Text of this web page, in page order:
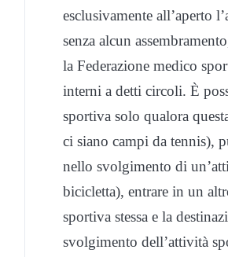
esclusivamente all’aperto
senza alcun
la Federazione medico
interni a detti circoli. È
sportiva solo qualora
ci siano campi da tennis),
nello svolgimento di
bicicletta), entrare in un
sportiva stessa e la
svolgimento dell’attività